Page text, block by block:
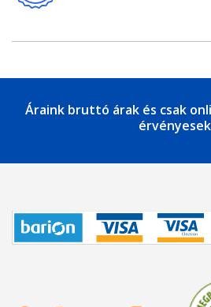
Áraink bruttó árak és csak